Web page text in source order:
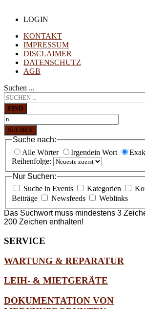
LOGIN
KONTAKT
IMPRESSUM
DISCLAIMER
DATENSCHUTZ
AGB
Suchen ...
FIND
SUCHEN
Suche nach:
Alle Wörter
Irgendein Wort
Reihenfolge:
Nur Suchen:
Suche in Events
Kategorien
Beiträge
Newsfeeds
Weblinks
Das Suchwort muss mindestens 3
200 Zeichen enthalten!
SERVICE
WARTUNG & REPARATUR
LEIH- & MIETGERÄTE
DOKUMENTATION VON